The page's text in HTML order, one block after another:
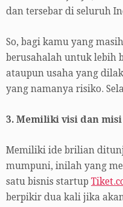
dan tersebar di seluruh
So, bagi kamu yang
berusahalah untuk lebih
ataupun usaha yang
yang namanya risiko.
3. Memiliki visi dan
Memiliki ide brilian
mumpuni, inilah yang
satu bisnis startup
berpikir dua kali jika